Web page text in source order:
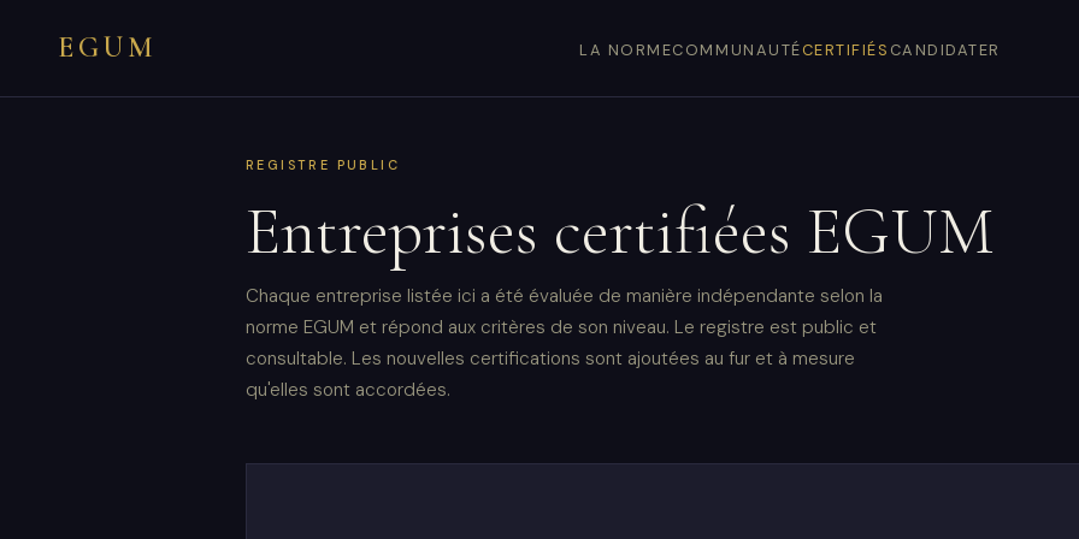
EGUM LA NORMECOMMUNAUTÉCERTIFIÉS CANDIDATER
REGISTRE PUBLIC
Entreprises certifiées EGUM
Chaque entreprise listée ici a été évaluée de manière indépendante selon la
norme EGUM et répond aux critères de son niveau. Le registre est public et
consultable. Les nouvelles certifications sont ajoutées au fur et à mesure
qu'elles sont accordées.